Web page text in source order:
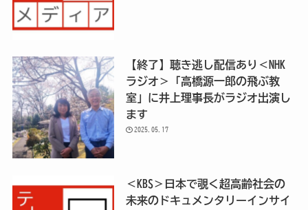
【終了】聴き逃し配信あり＜NHK
ラジオ＞「高橋源一郎の飛ぶ教
室」に井上理事長がラジオ出演し
ます
2025.05.17
＜KBS＞日本で覗く超高齢社会の
未来のドキュメンタリーインサイ